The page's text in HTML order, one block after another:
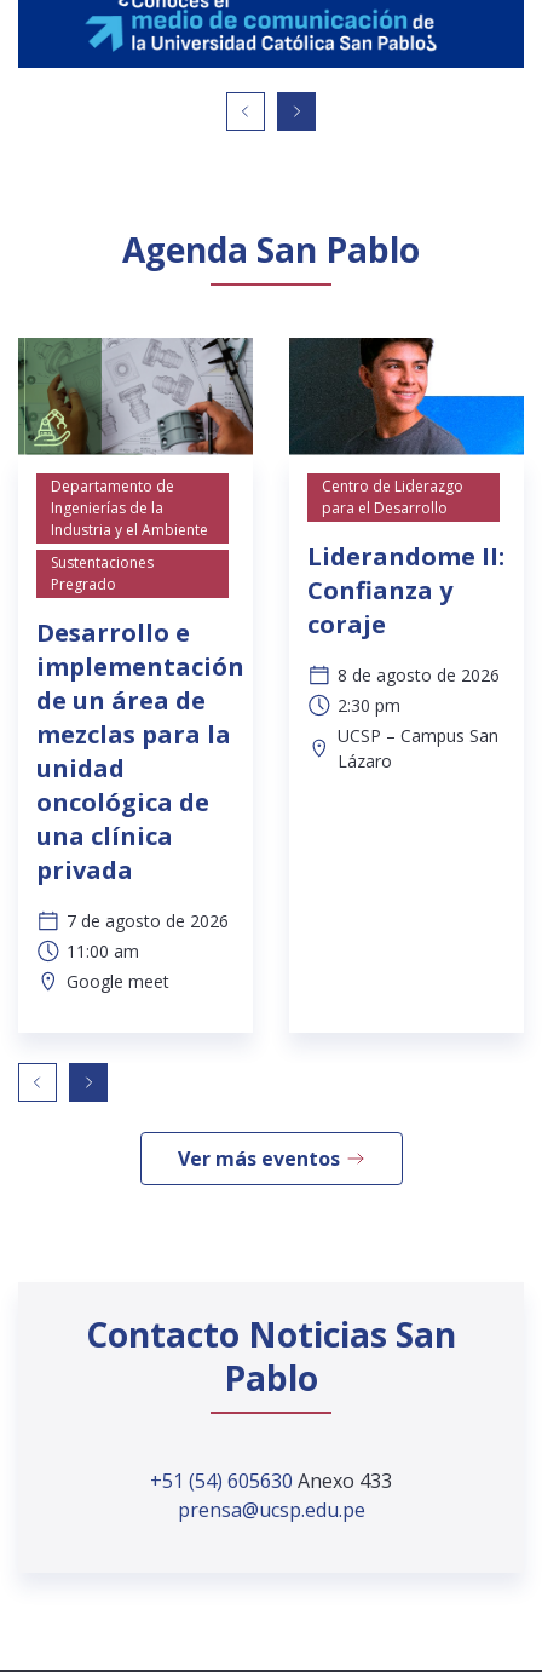
Agenda San Pablo
Departamento de
Ingenierías de la
Industria y el Ambiente
Sustentaciones
Pregrado
Desarrollo e
implementación
de un área de
mezclas para la
unidad
oncológica de
una clínica
privada
7 de agosto de 2026
11:00 am
Google meet
Centro de Liderazgo
para el Desarrollo
Liderandome II:
Confianza y
coraje
8 de agosto de 2026
2:30 pm
UCSP – Campus San
Lázaro
Ver más eventos
Contacto Noticias San
Pablo
+51 (54) 605630 Anexo 433
prensa@ucsp.edu.pe